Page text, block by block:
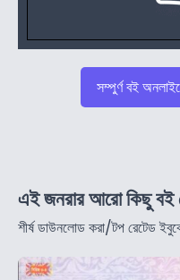
সম্পুর্ণ বই
এই জনরার আরো কিছু বই
শীর্ষ ডাউনলোড করা/টপ রেটেড